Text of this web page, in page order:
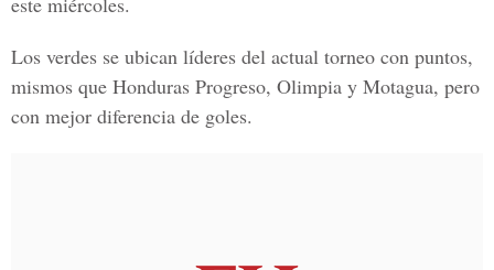
Los verdes se ubican líderes del actual torneo con puntos,
mismos que Honduras Progreso, Olimpia y Motagua, pero
con mejor diferencia de goles.